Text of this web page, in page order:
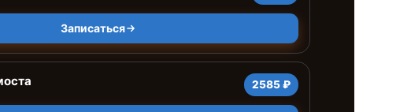
Записаться
2585 ₽